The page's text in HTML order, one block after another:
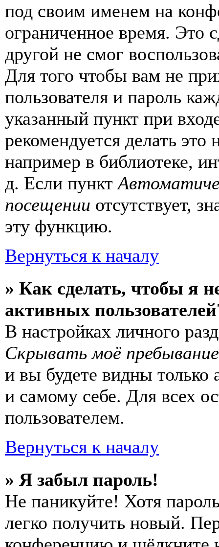
под своим именем на
ограниченное время. Это
другой не смог
Для того чтобы вам не
пользователя и пароль
указанный пункт при
рекомендуется делать
например в библиотеке,
д. Если пункт
посещении отсутствует,
эту функцию.
Вернуться к началу
» Как сделать, чтобы я
активных
В настройках личного
Скрывать моё
и вы будете видны только
и самому себе. Для всех
пользователем.
Вернуться к началу
» Я забыл пароль!
Не паникуйте! Хотя
легко получить новый.